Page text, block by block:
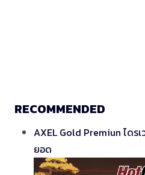
RECOMMENDED
AXEL Gold Premiun ไดร
ยอด